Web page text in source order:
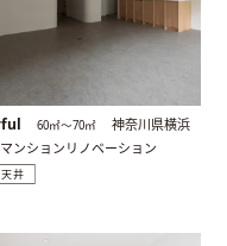
60㎡〜70㎡
神奈川県横浜
ンションリノベーション
井